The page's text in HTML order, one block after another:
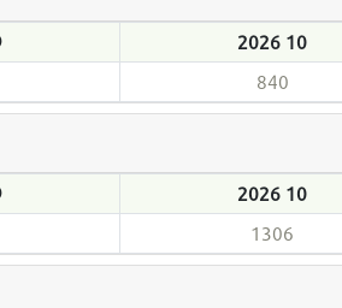
2026 10
840
2026 10
1306